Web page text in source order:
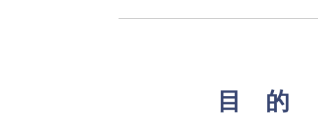
目 的